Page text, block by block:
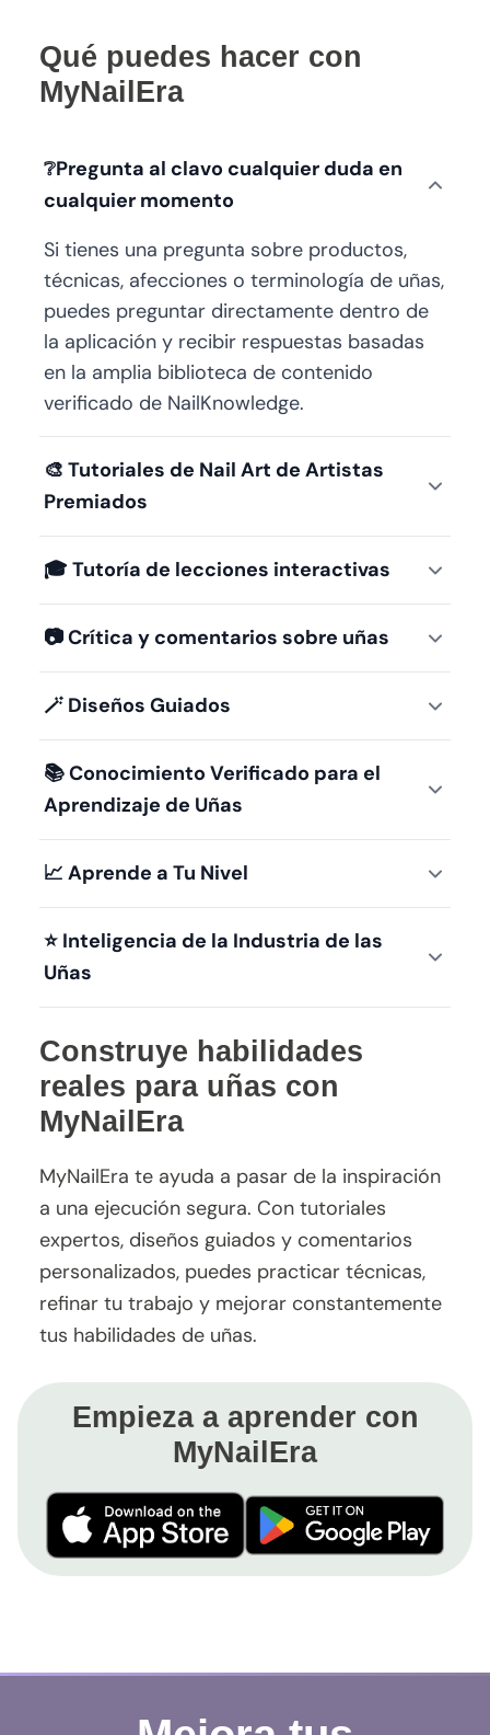
Qué puedes hacer con
MyNailEra
❔Pregunta al clavo cualquier duda en
cualquier momento
Si tienes una pregunta sobre productos,
técnicas, afecciones o terminología de uñas,
puedes preguntar directamente dentro de
la aplicación y recibir respuestas basadas
en la amplia biblioteca de contenido
verificado de NailKnowledge.
🎨 Tutoriales de Nail Art de Artistas
Premiados
🎓Tutoría de lecciones interactivas
📷Crítica y comentarios sobre uñas
🪄 Diseños Guiados
📚Conocimiento Verificado para el
Aprendizaje de Uñas
📈 Aprende a Tu Nivel
⭐ Inteligencia de la Industria de las
Uñas
Construye habilidades
reales para uñas con
MyNailEra
MyNailEra te ayuda a pasar de la inspiración
a una ejecución segura. Con tutoriales
expertos, diseños guiados y comentarios
personalizados, puedes practicar técnicas,
refinar tu trabajo y mejorar constantemente
tus habilidades de uñas.
Empieza a aprender con
MyNailEra